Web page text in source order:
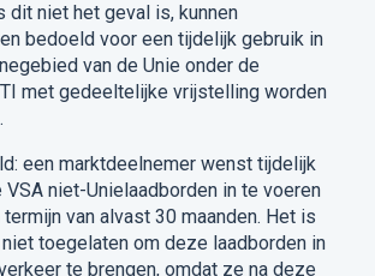
dit niet het geval is, kunnen
bedoeld voor een tijdelijk gebruik in
van de Unie onder de
met gedeeltelijke vrijstelling worden
een marktdeelnemer wenst tijdelijk
VSA niet-Unielaadborden in te voeren
van alvast 30 maanden. Het is
toegelaten om deze laadborden in
te brengen, omdat ze na deze